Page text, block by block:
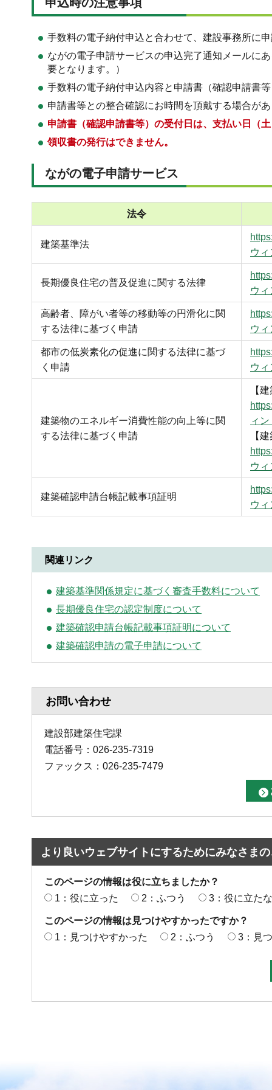
手数料の電子納付申込と合わせて、建設事務所に
ながの電子申請サービスの申込完了通知メールに
要となります。）
手数料の電子納付申込内容と申請書（確認申請書
申請書等との整合確認にお時間を頂戴する場合が
申請書（確認申請書等）の受付日は、支払い日（
領収書の発行はできません。
ながの電子申請サービス
法令
建築基準法
ウ
長期優良住宅の普及促進に関する法律
ウ
高齢者、障がい者等の移動等の円滑化に関
する法律に基づく申請
ウ
都市の低炭素化の促進に関する法律に基づ
く申請
ウ
建築物のエネルギー消費性能の向上等に関
する法律に基づく申請
【
ィ
【
ウ
建築確認申請台帳記載事項証明
ウ
関連リンク
建築基準関係規定に基づく審査手数料について
長期優良住宅の認定制度について
建築確認申請台帳記載事項証明について
建築確認申請の電子申請について
お問い合わせ
建設部建築住宅課
電話番号：026-235-7319
ファックス：026-235-7479
より良いウェブサイトにするためにみなさま
このページの情報は役に立ちましたか？
1：役に立った
2：ふつう 3：役に立た
このページの情報は見つけやすかったですか？
1：見つけやすかった
2：ふつう 3：見